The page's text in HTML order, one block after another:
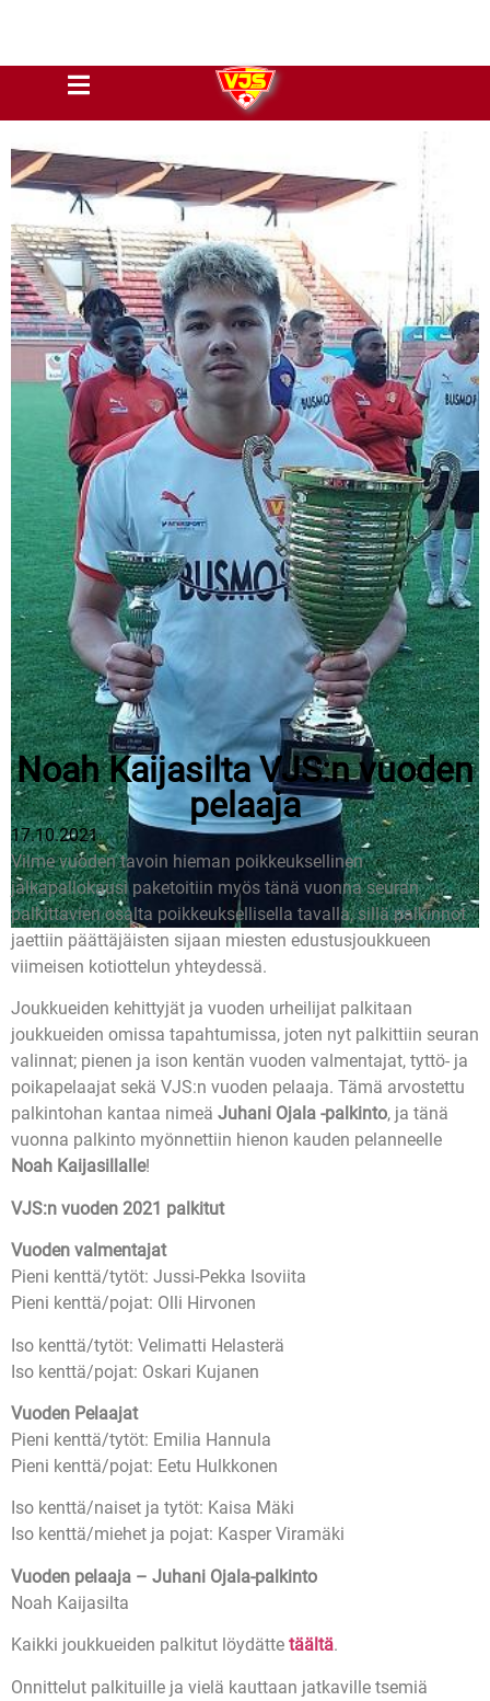
Noah Kaijasilta VJS:n vuoden
pelaaja
17.10.2021
Viime vuoden tavoin hieman poikkeuksellinen
jalkapallokausi paketoitiin myös tänä vuonna seuran
palkittavien osalta poikkeuksellisella tavalla, sillä palkinnot
jaettiin päättäjäisten sijaan miesten edustusjoukkueen
viimeisen kotiottelun yhteydessä.
Joukkueiden kehittyjät ja vuoden urheilijat palkitaan
joukkueiden omissa tapahtumissa, joten nyt palkittiin seuran
valinnat; pienen ja ison kentän vuoden valmentajat, tyttö- ja
poikapelaajat sekä VJS:n vuoden pelaaja. Tämä arvostettu
palkintohan kantaa nimeä Juhani Ojala -palkinto, ja tänä
vuonna palkinto myönnettiin hienon kauden pelanneelle
Noah Kaijasillalle!
VJS:n vuoden 2021 palkitut
Vuoden valmentajat
Pieni kenttä/tytöt: Jussi-Pekka Isoviita
Pieni kenttä/pojat: Olli Hirvonen
Iso kenttä/tytöt: Velimatti Helasterä
Iso kenttä/pojat: Oskari Kujanen
Vuoden Pelaajat
Pieni kenttä/tytöt: Emilia Hannula
Pieni kenttä/pojat: Eetu Hulkkonen
Iso kenttä/naiset ja tytöt: Kaisa Mäki
Iso kenttä/miehet ja pojat: Kasper Viramäki
Vuoden pelaaja – Juhani Ojala-palkinto
Noah Kaijasilta
Kaikki joukkueiden palkitut löydätte täältä.
Onnittelut palkituille ja vielä kauttaan jatkaville tsemiä